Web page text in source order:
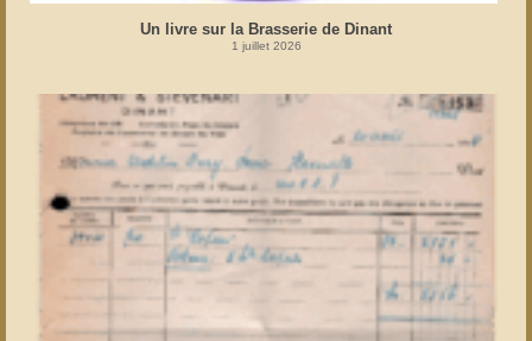
Un livre sur la Brasserie de Dinant
1 juillet 2026